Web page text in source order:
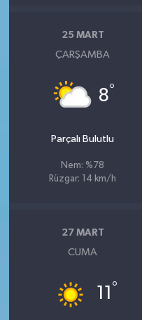
25 MART
ÇARŞAMBA
8°
Parçalı Bulutlu
Nem: %78
Rüzgar: 14 km/h
27 MART
CUMA
11 °